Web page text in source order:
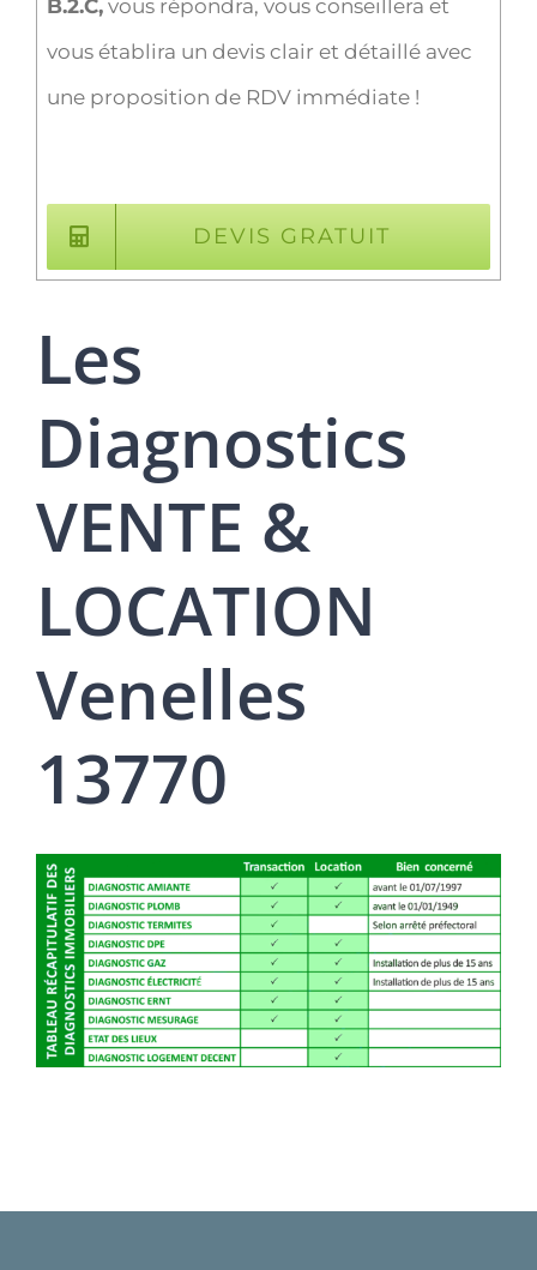
B.2.C,vous répondra, vous conseillera et
vous établira un devis clair et détaillé avec
une proposition de RDV immédiate !
DEVIS GRATUIT
Les
Diagnostics
VENTE &
LOCATION
Venelles
13770